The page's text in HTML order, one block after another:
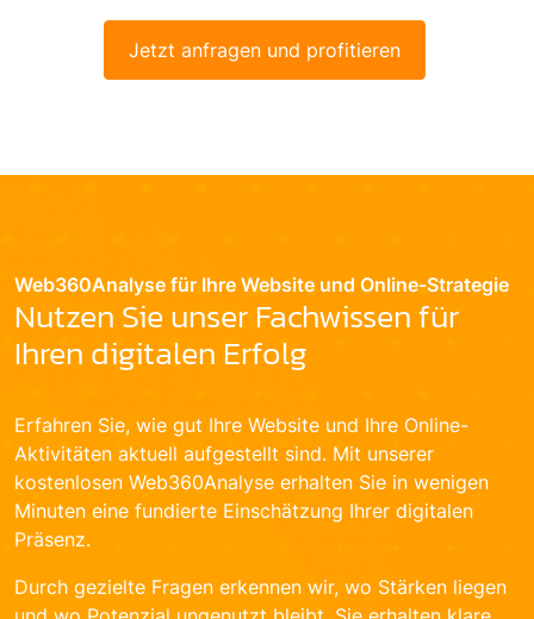
Jetzt anfragen und profitieren
Web360Analyse für Ihre Website und Online-Strategie
Nutzen Sie unser Fachwissen für
Ihren digitalen Erfolg
Erfahren Sie, wie gut Ihre Website und Ihre Online-
Aktivitäten aktuell aufgestellt sind. Mit unserer
kostenlosen Web360Analyse erhalten Sie in wenigen
Minuten eine fundierte Einschätzung Ihrer digitalen
Präsenz.
Durch gezielte Fragen erkennen wir, wo Stärken liegen